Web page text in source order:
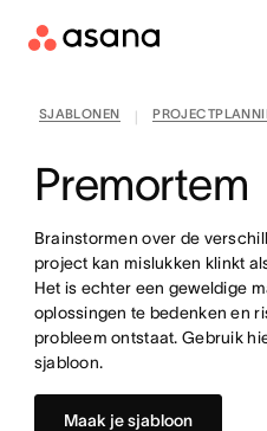
Contact
SJABLONEN
Premortem
Brainstormen over de
project kan mislukken klinkt
Het is echter een geweldige
oplossingen te bedenken en
probleem ontstaat. Gebruik
sjabloon.
Maak je sjabloon